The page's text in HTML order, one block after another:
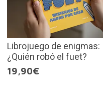
Librojuego de enigmas:
¿Quién robó el fuet?
19,90€